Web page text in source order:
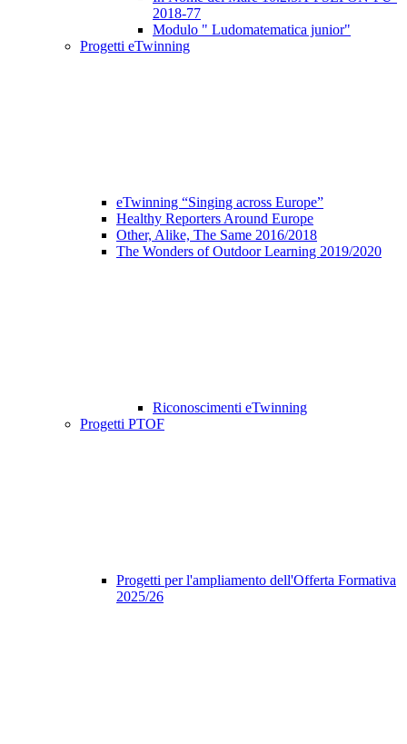
2018-77
Modulo " Ludomatematica junior"
Progetti eTwinning
eTwinning “Singing across Europe”
Healthy Reporters Around Europe
Other, Alike, The Same 2016/2018
The Wonders of Outdoor Learning 2019/2020
Riconoscimenti eTwinning
Progetti PTOF
Progetti per l'ampliamento dell'Offerta Formativa
2025/26